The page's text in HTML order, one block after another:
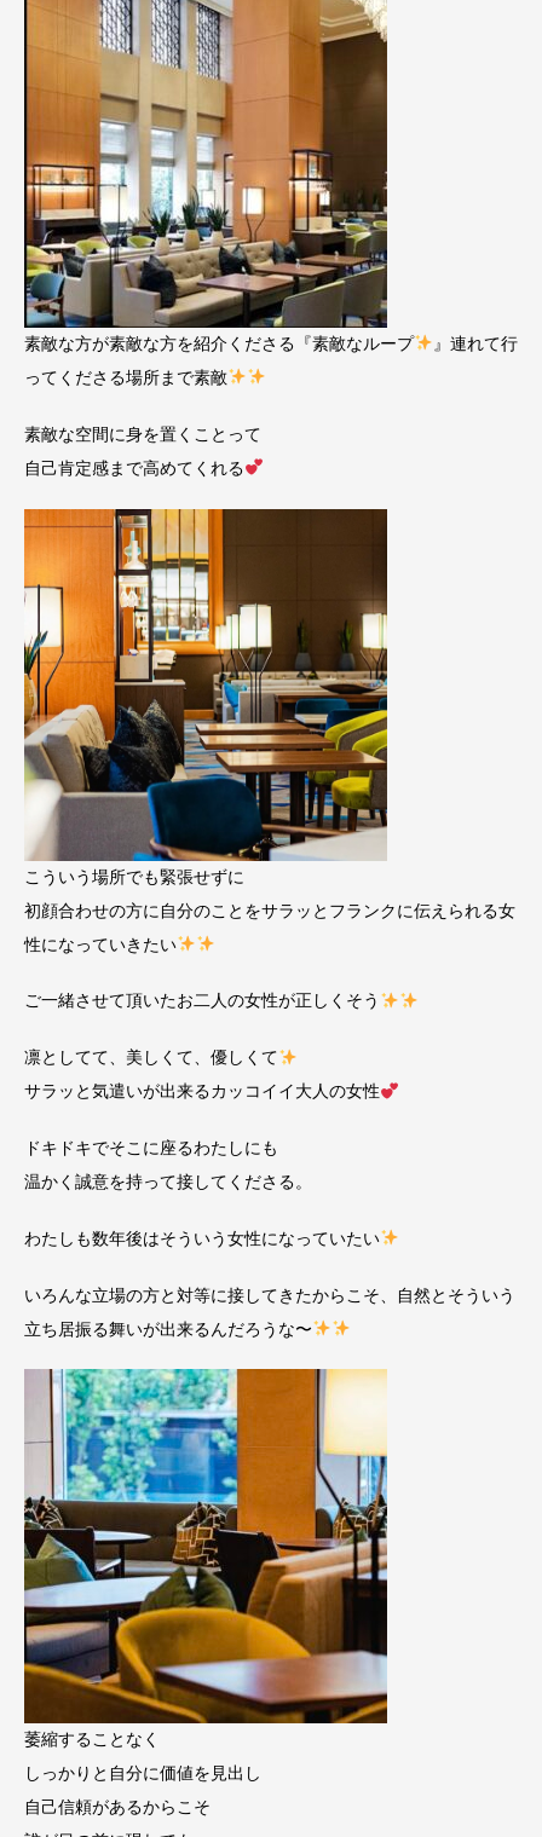
素敵な方が素敵な方を紹介くださる『素敵なループ
』連れて行
ってくださる場所まで素敵
素敵な空間に身を置くことって
自己肯定感まで高めてくれる
こういう場所でも緊張せずに
初顔合わせの方に自分のことをサラッとフランクに伝えられる女
性になっていきたい
ご一緒させて頂いたお二人の女性が正しくそう
凛としてて、美しくて、優しくて
サラッと気遣いが出来るカッコイイ大人の女性
ドキドキでそこに座るわたしにも
温かく誠意を持って接してくださる。
わたしも数年後はそういう女性になっていたい
いろんな立場の方と対等に接してきたからこそ、自然とそういう
立ち居振る舞いが出来るんだろうな〜
萎縮することなく
しっかりと自分に価値を見出し
自己信頼があるからこそ